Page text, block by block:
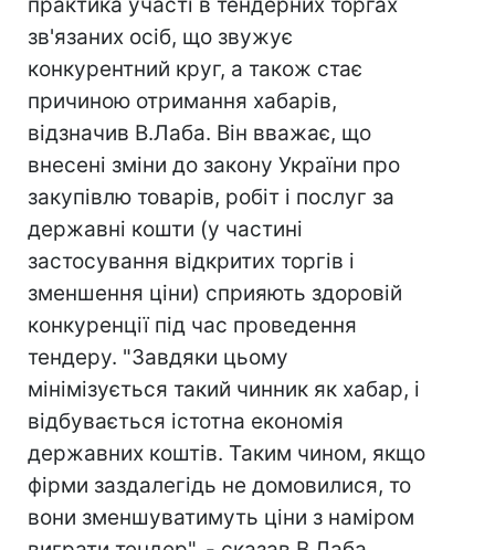
зв'язаних осіб, що звужує
конкурентний круг, а також стає
причиною отримання хабарів,
відзначив В.Лаба. Він вважає, що
внесені зміни до закону України про
закупівлю товарів, робіт і послуг за
державні кошти (у частині
застосування відкритих торгів і
зменшення ціни) сприяють здоровій
конкуренції під час проведення
тендеру. "Завдяки цьому
мінімізується такий чинник як хабар, і
відбувається істотна економія
державних коштів. Таким чином, якщо
фірми заздалегідь не домовилися, то
вони зменшуватимуть ціни з наміром